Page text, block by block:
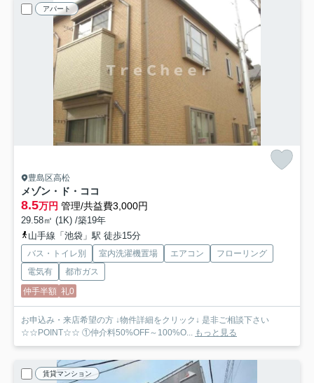
アパート
豊島区高松
メゾン・ド・ココ
8.5万円 管理/共益費3,000円
29.58㎡ (1K) /築19年
山手線「池袋」駅 徒歩15分
バス・トイレ別 室内洗濯機置場 エアコン
フローリング
電気有
都市ガス
仲手半額 礼0
お申込み・来店希望の方 ↓物件詳細をクリック↓ 是非ご相談下さい
☆☆POINT☆☆ ①仲介料50%OFF～100%O... もっと見る
賃貸マンション